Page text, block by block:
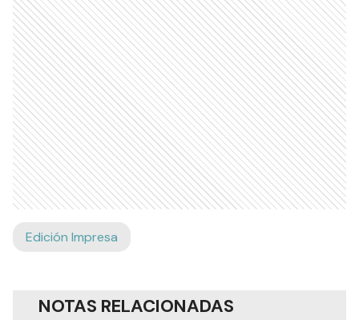
Edición Impresa
NOTAS RELACIONADAS